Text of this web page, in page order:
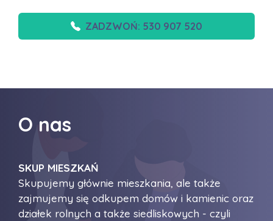
ZADZWOŃ: 530 907 520
O nas
SKUP MIESZKAŃ
Skupujemy głównie mieszkania, ale także
zajmujemy się odkupem domów i kamienic oraz
działek rolnych a także siedliskowych - czyli